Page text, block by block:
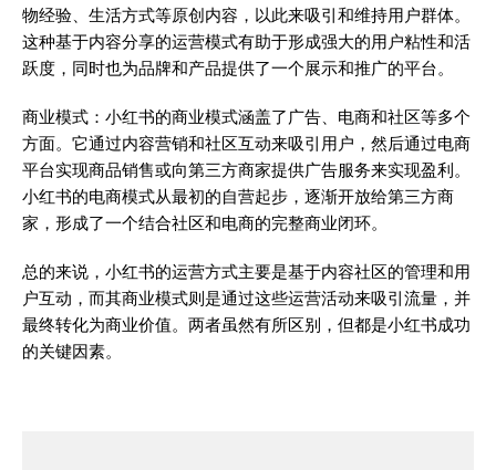
物经验、生活方式等原创内容，以此来吸引和维持用户群体。
这种基于内容分享的运营模式有助于形成强大的用户粘性和活
跃度，同时也为品牌和产品提供了一个展示和推广的平台。
商业模式：小红书的商业模式涵盖了广告、电商和社区等多个
方面。它通过内容营销和社区互动来吸引用户，然后通过电商
平台实现商品销售或向第三方商家提供广告服务来实现盈利。
小红书的电商模式从最初的自营起步，逐渐开放给第三方商
家，形成了一个结合社区和电商的完整商业闭环。
总的来说，小红书的运营方式主要是基于内容社区的管理和用
户互动，而其商业模式则是通过这些运营活动来吸引流量，并
最终转化为商业价值。两者虽然有所区别，但都是小红书成功
的关键因素。